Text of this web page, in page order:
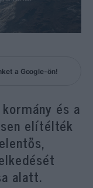
a Google-ön!
és a
elítélték
alatt.